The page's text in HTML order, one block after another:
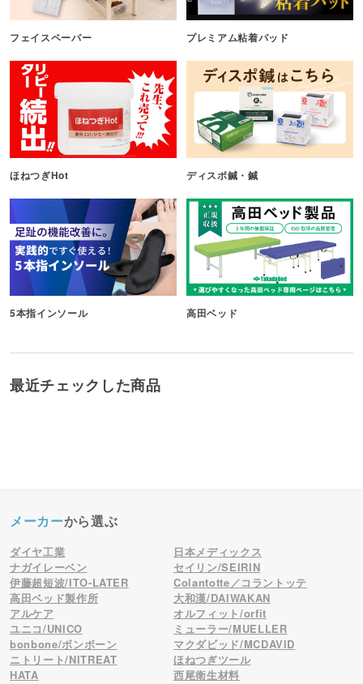
フェイスペーパー プレミアム粘着パッド
ほねつぎHot ディスポ鍼・鍼
5本指インソール 高田ベッド
最近チェックした商品
メーカーから選ぶ
ダイヤ工業
日本メディックス
ナガイレーベン
セイリン/SEIRIN
伊藤超短波/ITO-LATER
Colantotte／コラントッテ
高田ベッド製作所
大和漢/DAIWAKAN
アルケア
オルフィット/orfit
ユニコ/UNICO
ミューラー/MUELLER
bonbone/ボンボーン
マクダビッド/MCDAVID
ニトリート/NITREAT
ほねつぎツール
HATA
西尾衛生材料